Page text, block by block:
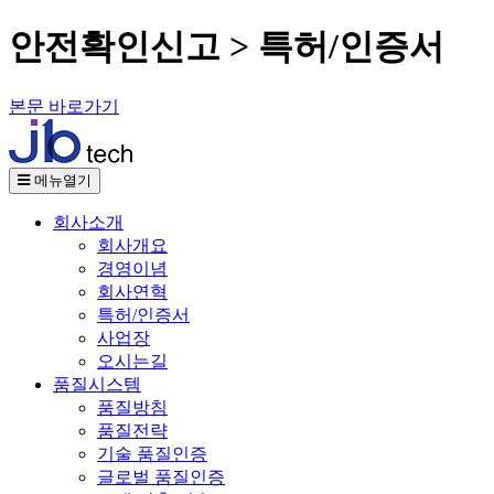
안전확인신고 > 특허/인증서
본문 바로가기
메뉴열기
회사소개
회사개요
경영이념
회사연혁
특허/인증서
사업장
오시는길
품질시스템
품질방침
품질전략
기술 품질인증
글로벌 품질인증